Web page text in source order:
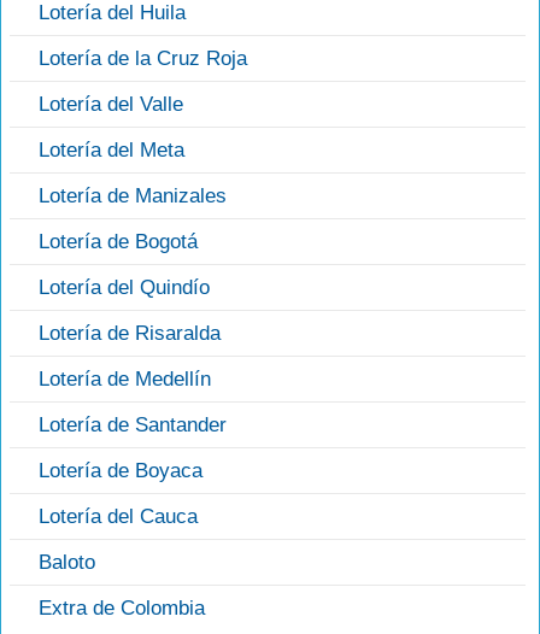
Lotería del Huila
Lotería de la Cruz Roja
Lotería del Valle
Lotería del Meta
Lotería de Manizales
Lotería de Bogotá
Lotería del Quindío
Lotería de Risaralda
Lotería de Medellín
Lotería de Santander
Lotería de Boyaca
Lotería del Cauca
Baloto
Extra de Colombia